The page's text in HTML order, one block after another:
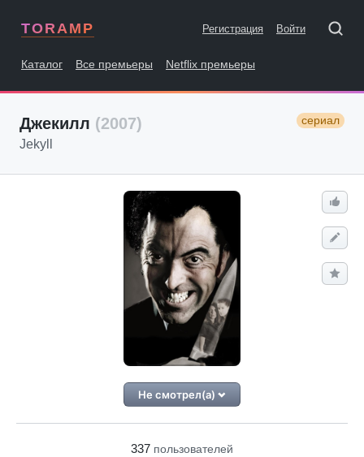
TORAMP Регистрация Войти
Каталог Все премьеры Netflix премьеры
Джекилл (2007) сериал
Jekyll
Не смотрел(а)
337 пользователей